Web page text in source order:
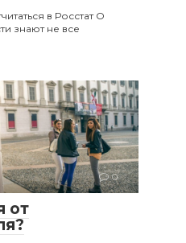
в Росстат О
знают не все
0
от